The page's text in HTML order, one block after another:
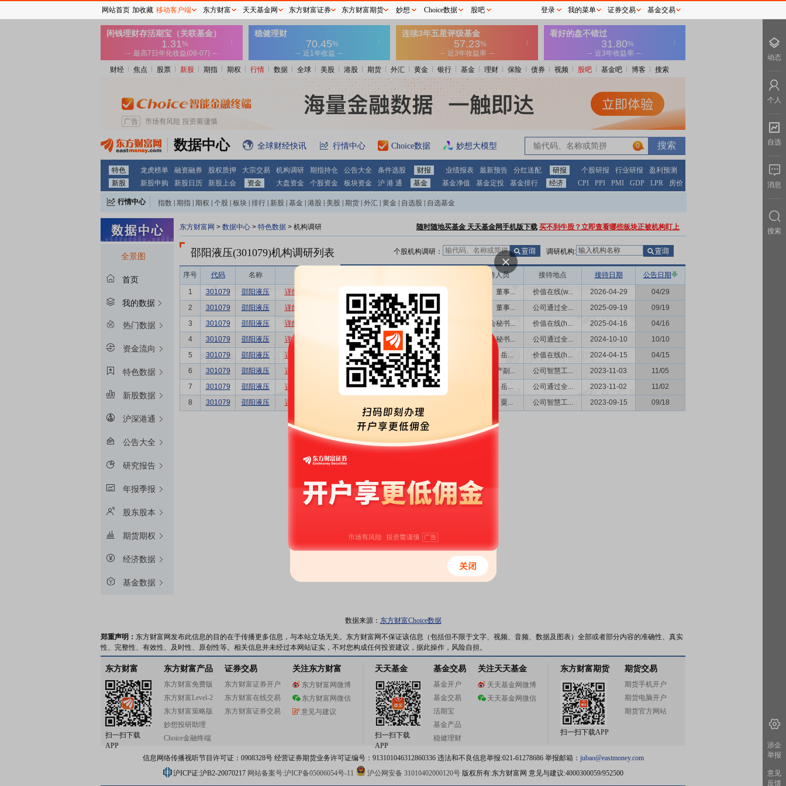
财经 焦点 股票 新股 期指 期权 行情 数据 全球 美股 港股 期货 外汇 黄金 银行 基金 理财 保险 债券 视频 股吧 基金吧 博客 搜索
数据中心 全球财经快讯 行情中心 Choice数据 妙想大模型 0
特色 龙虎榜单 融资融券 股权质押 大宗交易 机构调研 期指持仓 公告大全 条件选股 财报 业绩报表 最新预告 分红送配 研报 个股研报 行业研报
盈利预测
新股
新股申购 新股日历 新股上会 资金 大盘资金 个股资金 板块资金 沪 港 通 基金 基金净值 基金定投 基金排行 经济 CPI PPI PMI GDP LPR 房价
行情中心 指数 期指 期权 个股 板块 排行 新股 基金 港股 美股 期货 外汇 黄金 自选股 自选基金
全景图
首页
我的数据
热门数据
资金流向
特色数据
新股数据
沪深港通
公告大全
研究报告
年报季报
股东股本
期货期权
经济数据
基金数据
东方财富网 > 数据中心 > 特色数据 > 机构调研 随时随地买基金 天天基金网手机版下载 买不到牛股？立即查看哪些板块正被机构盯上
邵阳液压(301079)机构调研列表 个股机构调研： 调研机构:
序号 代码 名称 接待人员 接待地点 接待日期 公告日期
1 301079 邵阳液压 详细 1 业绩说明会 董事、董事... 价值在线(w... 2026-04-29
04/29
2
301079 邵阳液压 详细 1 业绩说明会 董事、董事... 公司通过全... 2025-09-19
09/19
3
301079 邵阳液压 详细 1 业绩说明会 董事会秘书... 价值在线(h... 2025-04-16
04/16
4
301079 邵阳液压 详细 1 业绩说明会 董事会秘书... 公司通过全... 2024-10-10
10/10
5
301079 邵阳液压 详细 1 业绩说明会 总经理 岳... 价值在线(h... 2024-04-15
04/15
6
301079 邵阳液压 详细 7 特定对象调研... 分管生产副... 公司智慧工... 2023-11-03
11/05
7
301079 邵阳液压 详细 业绩说明会 总经理 岳... 公司通过全... 2023-11-02
11/02
8
301079 邵阳液压 详细 董事长 粟... 公司智慧工... 2023-09-15 09/18
数据来源： 东方财富Choice数据
郑重声明： 东方财富网发布此信息的目的在于传播更多信息，与本站立场无关。东方财富网不保证该信息（包括但不限于文字、视频、音频、数据及图表）全部或者部分内容的准确性、真实
性、完整性、有效性、及时性、原创性等。相关信息并未经过本网站证实，不对您构成任何投资建议，据此操作，风险自担。
东方财富
扫一扫下载
APP
东方财富产品
东方财富免费版
东方财富Level-2
东方财富策略版
妙想投研助理
Choice金融终端
证券交易
东方财富证券开户
东方财富在线交易
东方财富证券交易
关注东方财富
东方财富网微博
东方财富网微信
意见与建议
天天基金
扫一扫下载
APP
基金交易
基金开户
基金交易
活期宝
基金产品
稳健理财
关注天天基金
天天基金网微博
天天基金网微信
东方财富期货
扫一扫下载APP
期货交易
期货手机开户
期货电脑开户
期货官方网站
信息网络传播视听节目许可证：0908328号 经营证券期货业务许可证编号：913101046312860336 违法和不良信息举报:021-61278686 举报邮箱： jubao@eastmoney.com
沪ICP证:沪B2-20070217 网站备案号:沪ICP备05006054号-11 沪公网安备 31010402000120号版权所有:东方财富网 意见与建议:4000300059/952500
网站首页 加收藏 移动客户端 东方财富 天天基金网 东方财富证券 东方财富期货 妙想 Choice数据 股吧 登录 我的菜单 证券交易 基金交易
动态
个人
自选
消息
搜索
涉企
举报
意见
反馈